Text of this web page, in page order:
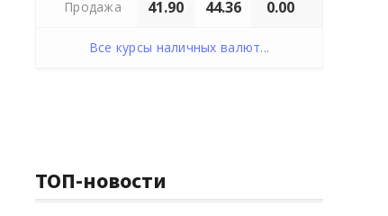
Продажа 41.90 44.36 0.00
Все курсы наличных валют...
ТОП-новости